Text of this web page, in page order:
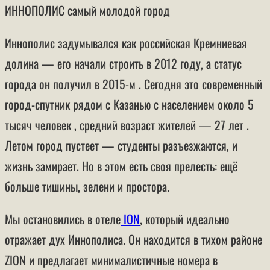
ИННОПОЛИСсамый молодой город
Иннополис задумывался как российская Кремниевая
долина — его начали строить в 2012 году, а статус
города он получил в 2015-м . Сегодня это современный
город-спутник рядом с Казанью с населением около 5
тысяч человек , средний возраст жителей — 27 лет .
Летом город пустеет — студенты разъезжаются, и
жизнь замирает. Но в этом есть своя прелесть: ещё
больше тишины, зелени и простора.
Мы остановились в отеле ION, который идеально
отражает дух Иннополиса. Он находится в тихом районе
ZION и предлагает минималистичные номера в